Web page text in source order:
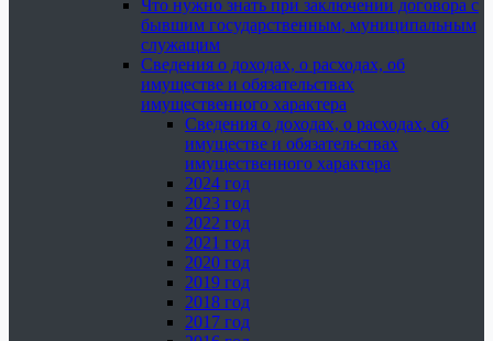
Что нужно знать при заключении договора с
бывшим государственным, муниципальным
служащим
Сведения о доходах, о расходах, об
имуществе и обязательствах
имущественного характера
Сведения о доходах, о расходах, об
имуществе и обязательствах
имущественного характера
2024 год
2023 год
2022 год
2021 год
2020 год
2019 год
2018 год
2017 год